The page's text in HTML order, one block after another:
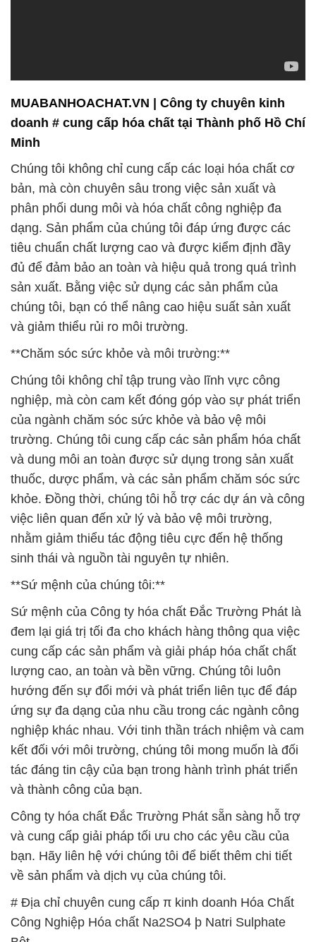
tiêu chuẩn chất lượng cao và được kiểm định đầy
đủ để đảm bảo an toàn và hiệu quả trong quá trình
sản xuất. Bằng việc sử dụng các sản phẩm của
chúng tôi, bạn có thể nâng cao hiệu suất sản xuất
**Chăm sóc sức khỏe và môi trường:**
Chúng tôi không chỉ tập trung vào lĩnh vực công
nghiệp, mà còn cam kết đóng góp vào sự phát triển
của ngành chăm sóc sức khỏe và bảo vệ môi
trường. Chúng tôi cung cấp các sản phẩm hóa chất
và dung môi an toàn được sử dụng trong sản xuất
thuốc, dược phẩm, và các sản phẩm chăm sóc sức
khỏe. Đồng thời, chúng tôi hỗ trợ các dự án và công
việc liên quan đến xử lý và bảo vệ môi trường,
nhằm giảm thiểu tác động tiêu cực đến hệ thống
sinh thái và nguồn tài nguyên tự nhiên.
**Sứ mệnh của chúng tôi:**
Sứ mệnh của Công ty hóa chất Đắc Trường Phát là
đem lại giá trị tối đa cho khách hàng thông qua việc
cung cấp các sản phẩm và giải pháp hóa chất chất
lượng cao, an toàn và bền vững. Chúng tôi luôn
hướng đến sự đổi mới và phát triển liên tục để đáp
ứng sự đa dạng của nhu cầu trong các ngành công
nghiệp khác nhau. Với tinh thần trách nhiệm và cam
kết đối với môi trường, chúng tôi mong muốn là đối
tác đáng tin cậy của bạn trong hành trình phát triển
và thành công của bạn.
Công ty hóa chất Đắc Trường Phát sẵn sàng hỗ trợ
và cung cấp giải pháp tối ưu cho các yêu cầu của
bạn. Hãy liên hệ với chúng tôi để biết thêm chi tiết
về sản phẩm và dịch vụ của chúng tôi.
# Địa chỉ chuyên cung cấp π kinh doanh Hóa Chất
Công Nghiệp Hóa chất Na2SO4 þ Natri Sulphate
Bột
# Cty chuyên phân phối | cung ứng Hóa Chất Công
Nghiệp Hóa chất Na2SO4 þ Natri Sulphate Bột
# Đơn vị chuyên thương mại { bán } Hóa Chất Công
Nghiệp Hóa chất Na2SO4 þ Natri Sulphate Bột
# Công ty chuyên cung cấp & thương mại Hóa Chất
Công Nghiệp Hóa chất Na2SO4 þ Natri Sulphate
Bột
# Công ty chuyên cung cấp │ bán Hóa Chất Công